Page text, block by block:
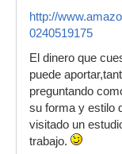
http://
0240519175
El dinero que
puede
preguntando
su forma y estilo
visitado un
trabajo.